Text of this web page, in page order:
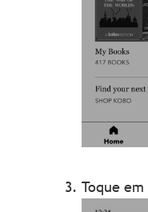
Toque em